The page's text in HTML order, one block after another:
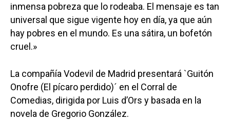
inmensa pobreza que lo rodeaba. El mensaje es tan
universal que sigue vigente hoy en día, ya que aún
hay pobres en el mundo. Es una sátira, un bofetón
cruel.»
La compañía Vodevil de Madrid presentará `Guitón
Onofre (El pícaro perdido)´ en el Corral de
Comedias, dirigida por Luis d’Ors y basada en la
novela de Gregorio González.